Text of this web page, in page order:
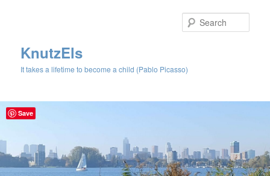
KnutzEls
It takes a lifetime to become a child (Pablo Picasso)
Save